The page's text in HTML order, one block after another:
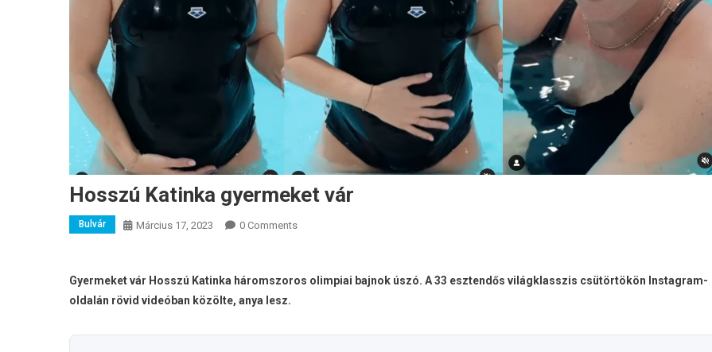
Hosszú Katinka gyermeket vár
Bulvár Március 17, 2023 0 Comments
Gyermeket vár Hosszú Katinka háromszoros olimpiai bajnok úszó. A 33 esztendős világklasszis csütörtökön Instagram-
oldalán rövid videóban közölte, anya lesz.